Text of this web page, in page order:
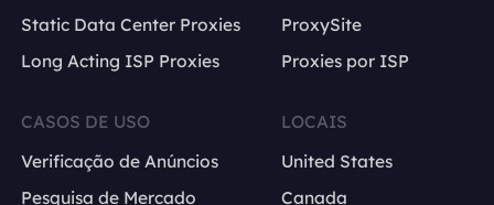
Static Data Center Proxies
Long Acting ISP Proxies
ProxySite
Proxies por ISP
CASOS DE USO
Verificação de Anúncios
Pesquisa de Mercado
LOCAIS
United States
Canada